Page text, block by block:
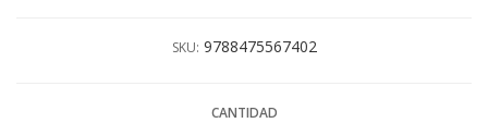
SKU: 9788475567402
CANTIDAD